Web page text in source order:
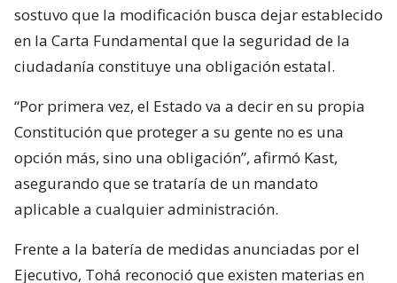
sostuvo que la modificación busca dejar establecido
en la Carta Fundamental que la seguridad de la
ciudadanía constituye una obligación estatal.
“Por primera vez, el Estado va a decir en su propia
Constitución que proteger a su gente no es una
opción más, sino una obligación”, afirmó Kast,
asegurando que se trataría de un mandato
aplicable a cualquier administración.
Frente a la batería de medidas anunciadas por el
Ejecutivo, Tohá reconoció que existen materias en